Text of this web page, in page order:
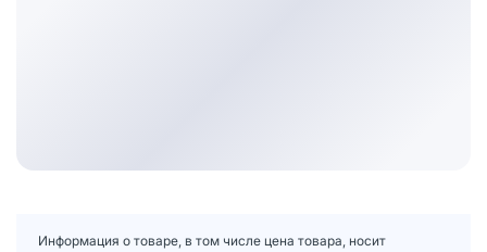
Информация о товаре, в том числе цена товара, носит